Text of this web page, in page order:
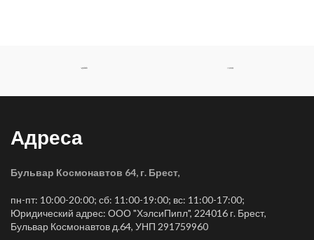
Адреса
Бульвар Космонавтов 64, г. Брест,
пн-пт: 10:00-20:00; сб: 11:00-19:00; вс: 11:00-17:00;
Юридический адрес: ООО "ХэлсиПипл", 224016 г. Брест,
Бульвар Космонавтов д.64, УНП 291759960